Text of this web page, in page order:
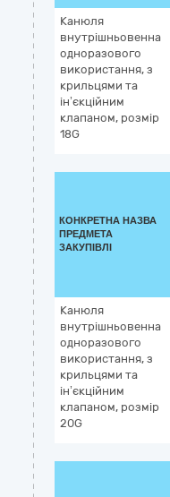
Канюля
внутрішньовенна
одноразового
використання, з
крильцями та
ін’єкційним
клапаном, розмір
18G
КОНКРЕТНА НАЗВА
ПРЕДМЕТА
ЗАКУПІВЛІ
Канюля
внутрішньовенна
одноразового
використання, з
крильцями та
ін’єкційним
клапаном, розмір
20G